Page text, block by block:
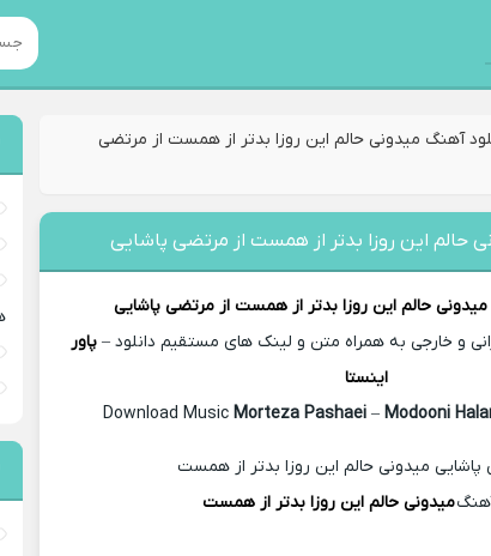
آهنگ میدونی حالم این روزا بدتر از همست از مرتضی
حالم این روزا بدتر از همست از مرتضی پاشایی
میدونی حالم این روزا بدتر از همست ازمرتضی پاشایی
و خارجی به همراه متن و لینک های مستقیم دانلود –پاور
اینستا
Morteza Pashaei –Modooni
میدونی حالم این روزا بدتر از همست